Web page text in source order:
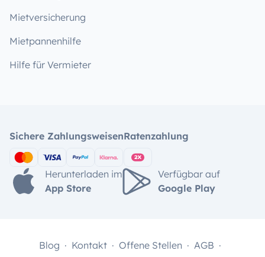
Mietversicherung
Mietpannenhilfe
Hilfe für Vermieter
Sichere ZahlungsweisenRatenzahlung
Herunterladen im
App Store
Verfügbar auf
Google Play
Blog Kontakt Offene Stellen AGB